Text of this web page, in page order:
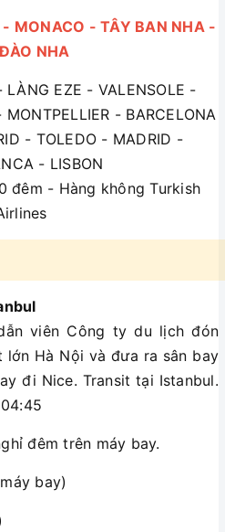
MONACO - TÂY BAN NHA -
NHA
EZE - VALENSOLE -
- BARCELONA
- TOLEDO - MADRID -
- LISBON
đêm - Hàng không Turkish
viên Công ty du lịch đón
lớn Hà Nội và đưa ra sân bay
đi Nice. Transit tại Istanbul.
đêm trên máy bay.
bay)